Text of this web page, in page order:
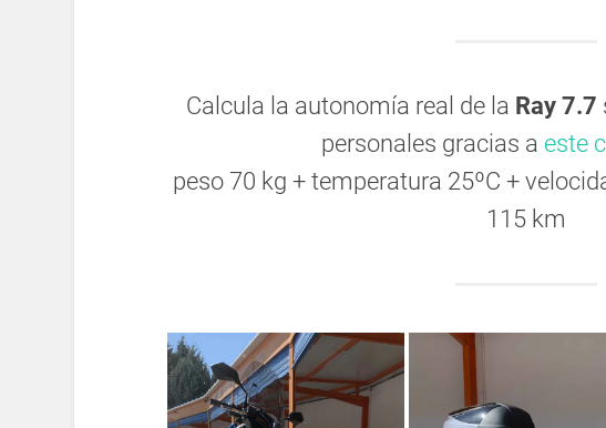
Calcula la autonomía real de la Ray 7.7
personales gracias a este
peso 70 kg + temperatura 25ºC +
115 km